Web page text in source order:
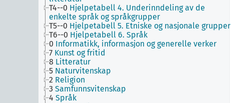
T4--0 Hjelpetabell 4. Underinndeling av de
enkelte språk og språkgrupper
T5--0 Hjelpetabell 5. Etniske og nasjonale grupper
T6--0 Hjelpetabell 6. Språk
0 Informatikk, informasjon og generelle verker
7 Kunst og fritid
8 Litteratur
5 Naturvitenskap
2 Religion
3 Samfunnsvitenskap
4 Språk